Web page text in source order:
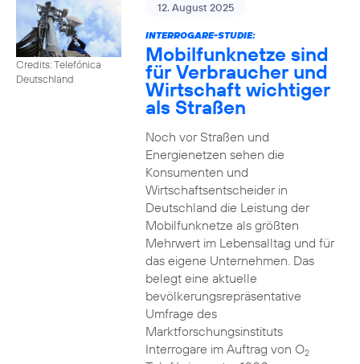
Credits: Telefónica
Deutschland
12. August 2025
INTERROGARE-STUDIE:
Mobilfunknetze sind
für Verbraucher und
Wirtschaft wichtiger
als Straßen
Noch vor Straßen und
Energienetzen sehen die
Konsumenten und
Wirtschaftsentscheider in
Deutschland die Leistung der
Mobilfunknetze als größten
Mehrwert im Lebensalltag und für
das eigene Unternehmen. Das
belegt eine aktuelle
bevölkerungsrepräsentative
Umfrage des
Marktforschungsinstituts
Interrogare im Auftrag von O2